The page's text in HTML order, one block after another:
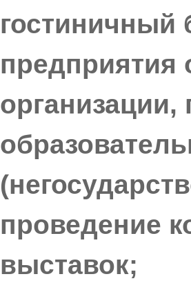
гостиничный
предприятия
проведение
выставок;